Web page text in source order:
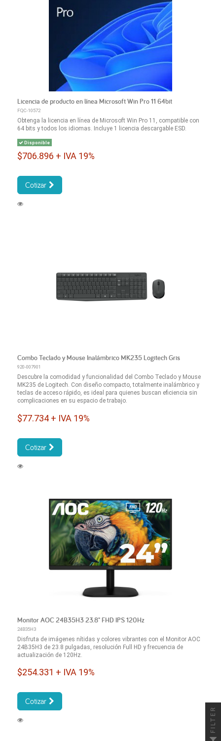
Licencia de producto en línea Microsoft Win Pro 11 64bit
FQC-10572
Obtenga la licencia en línea de Microsoft Win Pro 11, compatible con
64 bits y todos los idiomas. Incluye 1 licencia descargable ESD.
Disponible
$706.896 + IVA 19%
Cotizar
Combo Teclado y Mouse Inalámbrico MK235 Logitech Gris
920-007901
Descubre la comodidad y funcionalidad del Combo Teclado y Mouse
MK235 de Logitech. Con diseño compacto, totalmente inalámbrico y
teclas de acceso rápido, es ideal para quienes buscan eficiencia sin
complicaciones en su espacio de trabajo.
$77.734 + IVA 19%
Cotizar
Monitor AOC 24B35H3 23.8" FHD IPS 120Hz
24B35H3
Disfruta de imágenes nítidas y colores vibrantes con el Monitor AOC
24B35H3 de 23.8 pulgadas, resolución Full HD y frecuencia de
actualización de 120Hz.
$254.331 + IVA 19%
Cotizar
FILTER